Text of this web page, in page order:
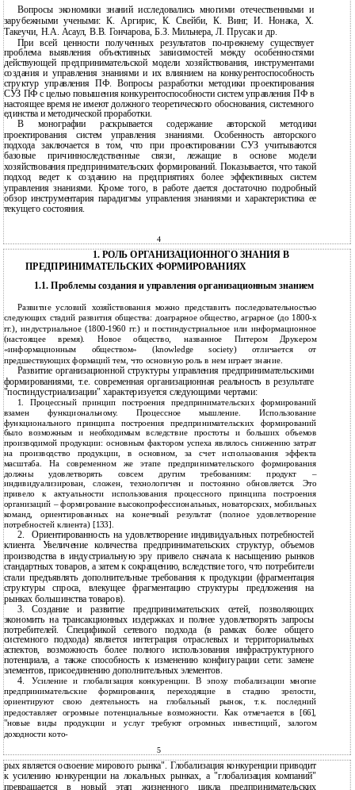
Вопросы экономики знаний исследовались многими отечественными и
зарубежными учеными: К. Аргирис, К. Свейби, К. Винг, И. Нонака, Х.
Такеучи, Н.А. Асаул, В.В. Гончарова, Б.З. Мильнера, Л. Прусак и др.
При всей ценности полученных результатов по-прежнему существует
проблема выявления объективных зависимостей между особенностями
действующей предпринимательской модели хозяйствования, инструментами
создания и управления знаниями и их влиянием на конкурентоспособность
структур управления ПФ. Вопросы разработки методики проектирования
СУЗ ПФ с целью повышения конкурентоспособности систем управления ПФ в
настоящее время не имеют должного теоретического обоснования, системного
единства и методической проработки.
В монографии раскрывается содержание авторской методики
проектирования систем управления знаниями. Особенность авторского
подхода заключается в том, что при проектировании СУЗ учитываются
базовые причинноследственные связи, лежащие в основе модели
хозяйствования предпринимательских формирований. Показывается, что такой
подход ведет к созданию на предприятиях более эффективных систем
управления знаниями. Кроме того, в работе дается достаточно подробный
обзор инструментария парадигмы управления знаниями и характеристика ее
текущего состояния.
4
1. РОЛЬ ОРГАНИЗАЦИОННОГО ЗНАНИЯ В
ПРЕДПРИНИМАТЕЛЬСКИХ ФОРМИРОВАНИЯХ
1.1. Проблемы создания и управления организационным знанием
Развитие условий хозяйствования можно представить последовательностью
следующих стадий развития общества: доаграрное общество, аграрное (до 1800-х
гг.), индустриальное (1800-1960 гг.) и постиндустриальное или информационное
(настоящее время). Новое общество, названное Питером Друкером
«информационным обществом» (knowledge society) отличается от
предшествующих формаций тем, что основную роль в нем играет знание.
Развитие организационной структуры управления предпринимательскими
формированиями, т.е. современная организационная реальность в результате
"постиндустриализации" характеризуется следующими чертами:
1. Процессный принцип построения предпринимательских формирований
взамен функциональному. Процессное мышление. Использование
функционального принципа построения предпринимательских формирований
было возможным и необходимым вследствие простоты и больших объемов
производимой продукции: основным фактором успеха являлось снижению затрат
на производство продукции, в основном, за счет использования эффекта
масштаба. На современном же этапе предпринимательского формирования
должны удовлетворять совсем другим требованиям: продукт –
индивидуализирован, сложен, технологичен и постоянно обновляется. Это
привело к актуальности использования процессного принципа построения
организаций – формирование высокопрофессиональных, новаторских, мобильных
команд, ориентированных на конечный результат (полное удовлетворение
потребностей клиента) [133].
2. Ориентированность на удовлетворение индивидуальных потребностей
клиента. Увеличение количества предпринимательских структур, объемов
производства в индустриальную эру привело сначала к насыщению рынков
стандартных товаров, а затем к сокращению, вследствие того, что потребители
стали предъявлять дополнительные требования к продукции (фрагментация
структуры спроса, влекущее фрагментацию структуры предложения на
рынках большинства товаров).
3. Создание и развитие предпринимательских сетей, позволяющих
экономить на трансакционных издержках и полнее удовлетворять запросы
потребителей. Спецификой сетевого подхода (в рамках более общего
системного подхода) является интеграция отраслевых и территориальных
аспектов, возможность более полного использования инфраструктурного
потенциала, а также способность к изменению конфигурации сети: замене
элементов, присоединению дополнительных элементов.
4.
Усиление и глобализация конкуренции. В эпоху глобализации многие
предпринимательские формирования, переходящие в стадию зрелости,
ориентируют свою деятельность на глобальный рынок, т.к. последний
предоставляет огромные потенциальные возможности. Как отмечается в [66],
"новые виды продукции и услуг требуют огромных инвестиций, залогом
доходности кото-
5
рых является освоение мирового рынка". Глобализация конкуренции приводит
к усилению конкуренции на локальных рынках, а "глобализация компаний"
превращается в новый этап жизненного цикла предпринимательских